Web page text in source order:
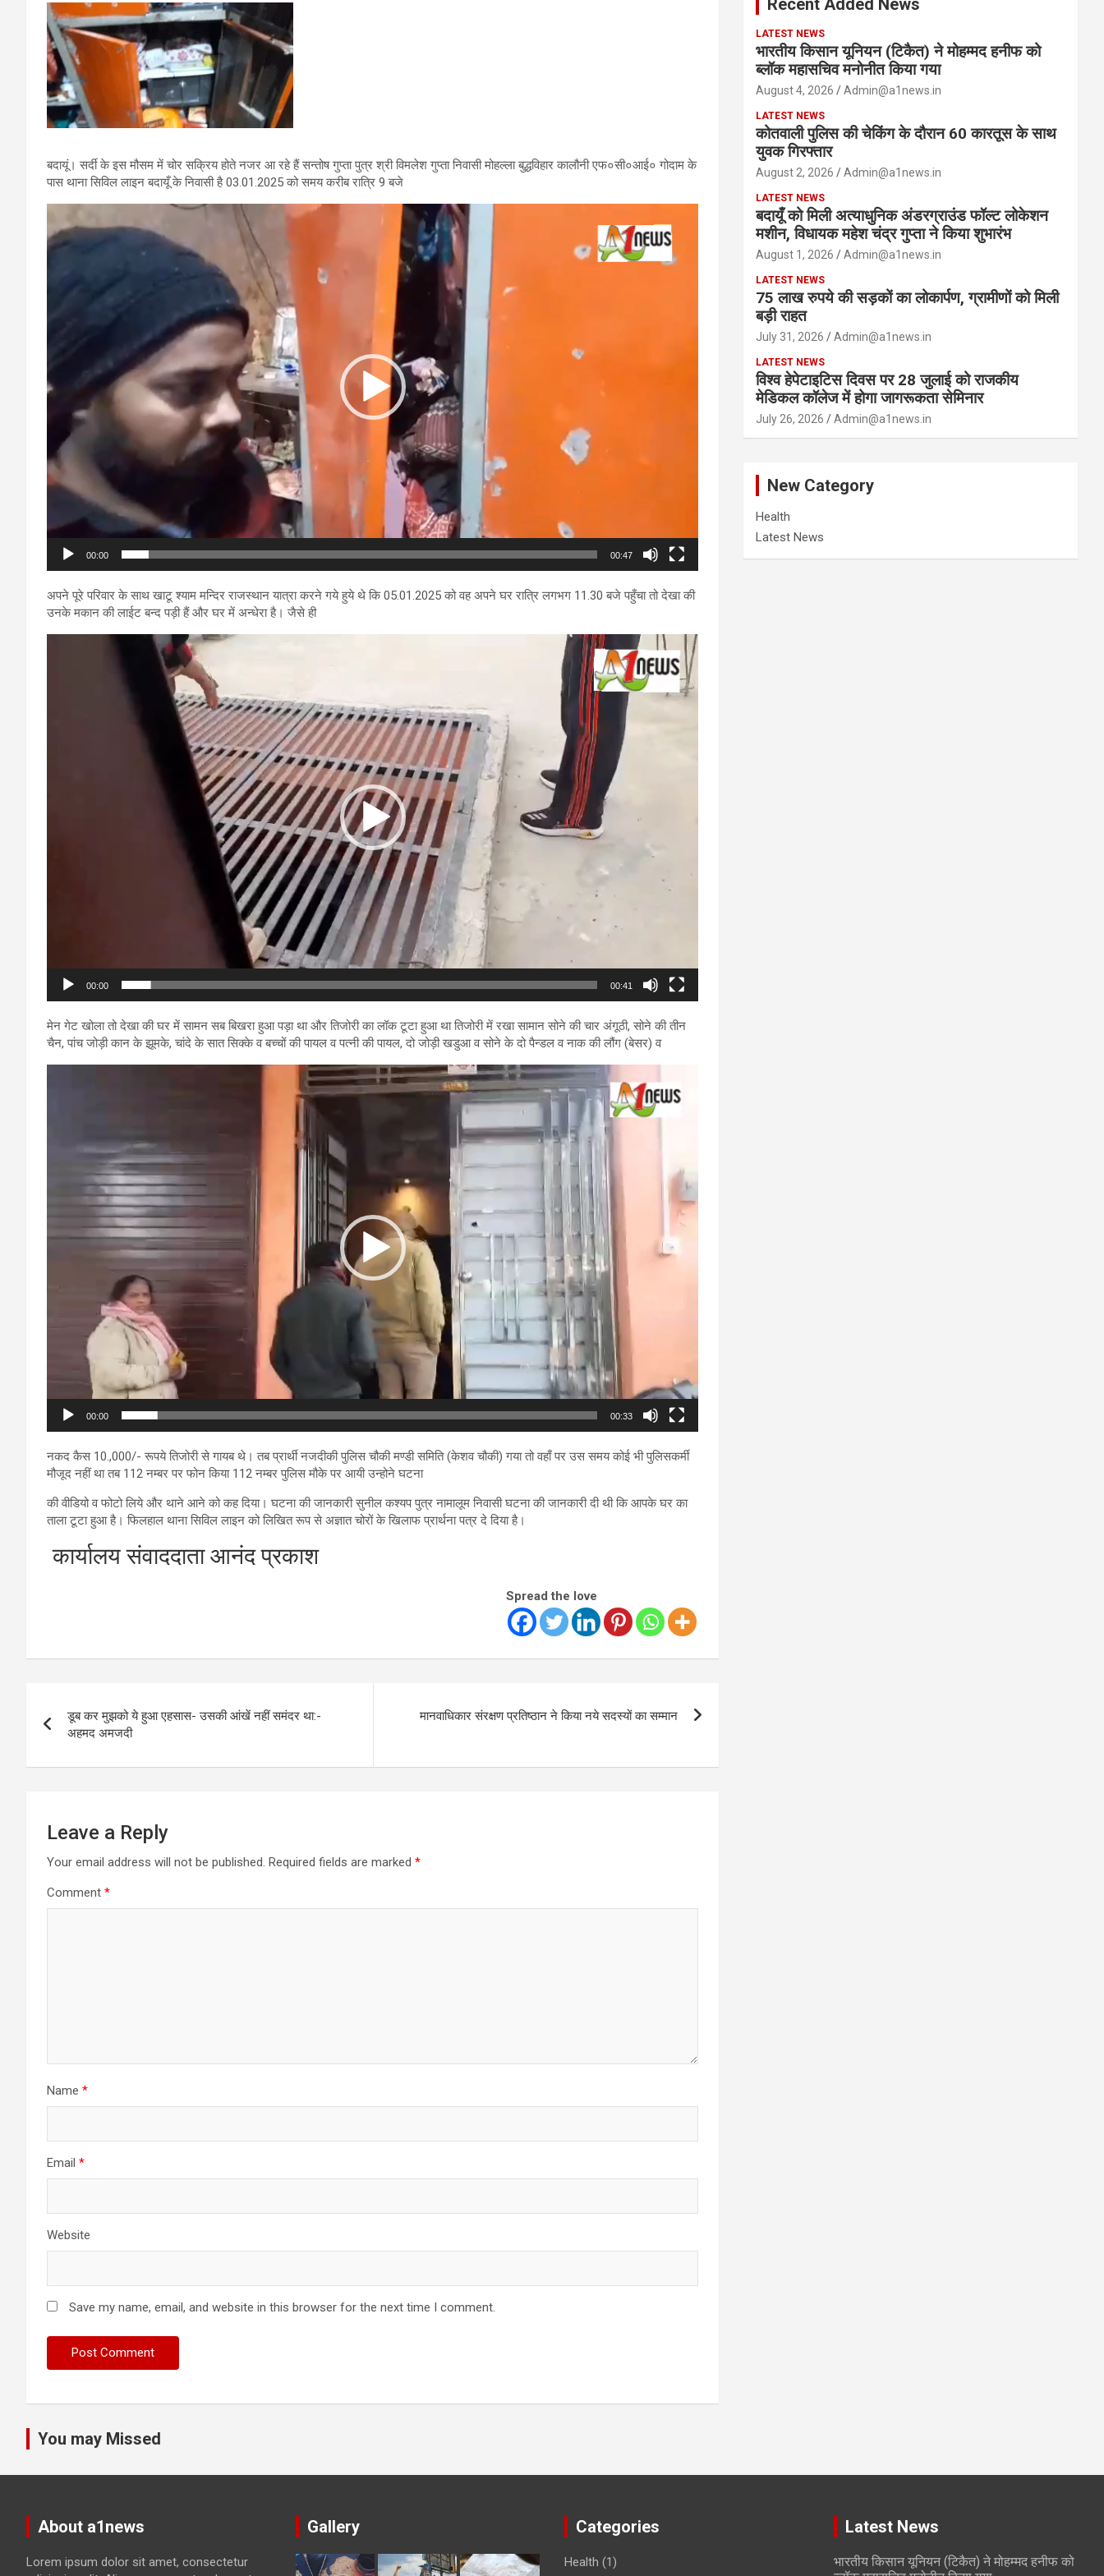
बदायूं। सर्दी के इस मौसम में चोर सक्रिय होते नजर आ रहे हैं सन्तोष गुप्ता पुत्र श्री विमलेश गुप्ता निवासी मोहल्ला बुद्धविहार कालौनी एफ०सी०आई० गोदाम के
पास थाना सिविल लाइन बदायूँ के निवासी है 03.01.2025 को समय करीब रात्रि 9 बजे
Player
00:00 00:47
अपने पूरे परिवार के साथ खाटू श्याम मन्दिर राजस्थान यात्रा करने गये हुये थे कि 05.01.2025 को वह अपने घर रात्रि लगभग 11.30 बजे पहुँचा तो देखा की
उनके मकान की लाईट बन्द पड़ी हैं और घर में अन्धेरा है। जैसे ही
00:00 00:41
मेन गेट खोला तो देखा की घर में सामन सब बिखरा हुआ पड़ा था और तिजोरी का लॉक टूटा हुआ था तिजोरी में रखा सामान सोने की चार अंगूठी, सोने की तीन
चैन, पांच जोड़ी कान के झूमके, चांदे के सात सिक्के व बच्चों की पायल व पत्नी की पायल, दो जोड़ी खडुआ व सोने के दो पैन्डल व नाक की लौंग (बेसर) व
00:00 00:33
नकद कैस 10.,000/- रूपये तिजोरी से गायब थे। तब प्रार्थी नजदीकी पुलिस चौकी मण्डी समिति (केशव चौकी) गया तो वहाँ पर उस समय कोई भी पुलिसकर्मी
मौजूद नहीं था तब 112 नम्बर पर फोन किया 112 नम्बर पुलिस मौके पर आयी उन्होने घटना
की वीडियो व फोटो लिये और थाने आने को कह दिया। घटना की जानकारी सुनील कश्यप पुत्र नामालूम निवासी घटना की जानकारी दी थी कि आपके घर का
ताला टूटा हुआ है। फिलहाल थाना सिविल लाइन को लिखित रूप से अज्ञात चोरों के खिलाफ प्रार्थना पत्र दे दिया है।
कार्यालय संवाददाता आनंद प्रकाश
Spread the love
navigation
डूब कर मुझको ये हुआ एहसास- उसकी आंखें नहीं समंदर था:-
अहमद अमजदी
मानवाधिकार संरक्षण प्रतिष्ठान ने किया नये सदस्यों का सम्मान
Leave a Reply
Your email address will not be published. Required fields are marked *
Comment *
Name *
Email *
Website
Save my name, email, and website in this browser for the next time I comment.
Recent Added News
LATEST NEWS
भारतीय किसान यूनियन (टिकैत) ने मोहम्मद हनीफ को
ब्लॉक महासचिव मनोनीत किया गया
August 4, 2026 Admin@a1news.in
LATEST NEWS
कोतवाली पुलिस की चेकिंग के दौरान 60 कारतूस के साथ
युवक गिरफ्तार
August 2, 2026 Admin@a1news.in
LATEST NEWS
बदायूँ को मिली अत्याधुनिक अंडरग्राउंड फॉल्ट लोकेशन
मशीन, विधायक महेश चंद्र गुप्ता ने किया शुभारंभ
August 1, 2026 Admin@a1news.in
LATEST NEWS
75 लाख रुपये की सड़कों का लोकार्पण, ग्रामीणों को मिली
बड़ी राहत
July 31, 2026 Admin@a1news.in
LATEST NEWS
विश्व हेपेटाइटिस दिवस पर 28 जुलाई को राजकीय
मेडिकल कॉलेज में होगा जागरूकता सेमिनार
July 26, 2026 Admin@a1news.in
New Category
Health
Latest News
You may Missed
About a1news
Lorem ipsum dolor sit amet, consectetur
Gallery Categories
Health (1)
Latest News
भारतीय किसान यूनियन (टिकैत) ने मोहम्मद हनीफ को